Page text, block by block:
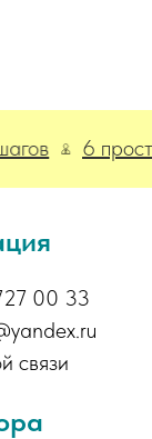
6 простых
00 33
связи